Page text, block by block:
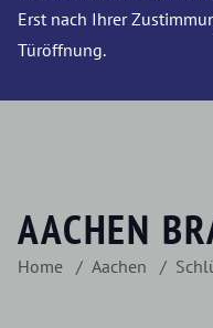
Erst nach Ihrer
Türöffnung.
AACHEN
Home Aachen